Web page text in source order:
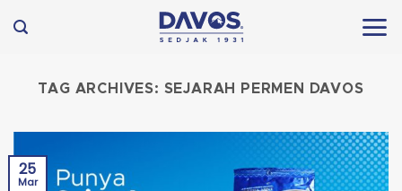
to
TAG ARCHIVES: SEJARAH PERMEN DAVOS
25
Mar